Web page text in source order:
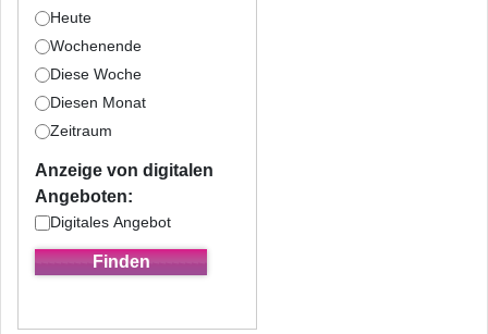
Heute
Wochenende
Diese Woche
Diesen Monat
Zeitraum
Anzeige von digitalen
Angeboten:
Digitales Angebot